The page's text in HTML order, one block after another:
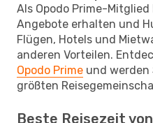
Als Opodo Prime-
Angebote erhalten und
Flügen, Hotels und
anderen Vorteilen.
Opodo Prime und werden
größten
Beste Reisezeit